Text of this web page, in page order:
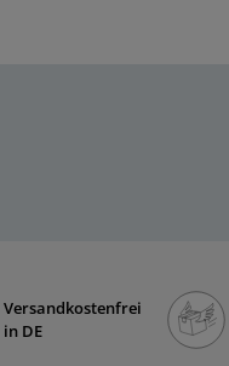
Versandkostenfrei
in DE